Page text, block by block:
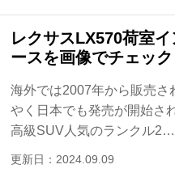
レクサスLX570荷室
ースを画像でチェック
海外では2007年から販売さ
やく日本でも発売が開始さ
高級SUV人気のランクル2…
更新日：2024.09.09